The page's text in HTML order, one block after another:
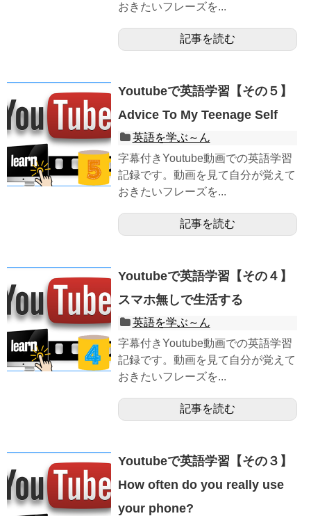
おきたいフレーズを...
記事を読む
Youtubeで英語学習【その５】
Advice To My Teenage Self
英語を学ぶ～ん
字幕付きYoutube動画での英語学習
記録です。動画を見て自分が覚えて
おきたいフレーズを...
記事を読む
Youtubeで英語学習【その４】
スマホ無しで生活する
英語を学ぶ～ん
字幕付きYoutube動画での英語学習
記録です。動画を見て自分が覚えて
おきたいフレーズを...
記事を読む
Youtubeで英語学習【その３】
How often do you really use
your phone?